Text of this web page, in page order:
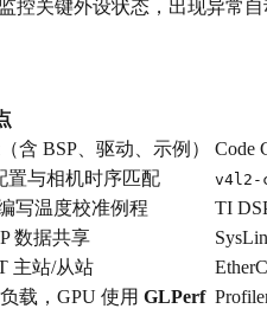
控关键外设状态，出现异常
（含 BSP、驱动、示例）
Code
置与相机时序匹配
写温度校准例程
TI
数据共享
主站/从站
载，GPU 使用 GLPerf